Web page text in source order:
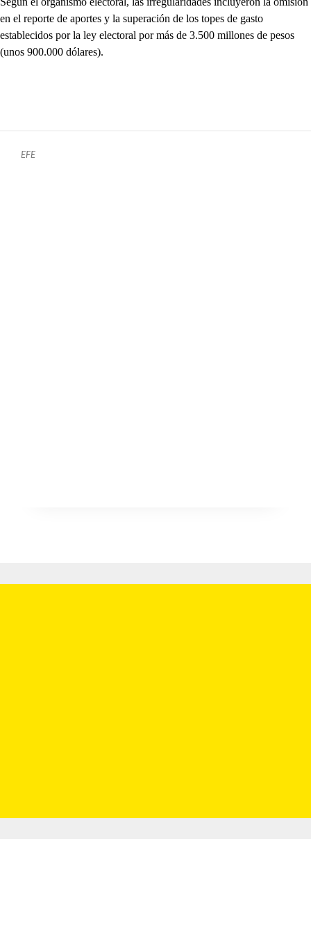
en el reporte de aportes y la superación de los topes de gasto
establecidos por la ley electoral por más de 3.500 millones de pesos
(unos 900.000 dólares).
EFE